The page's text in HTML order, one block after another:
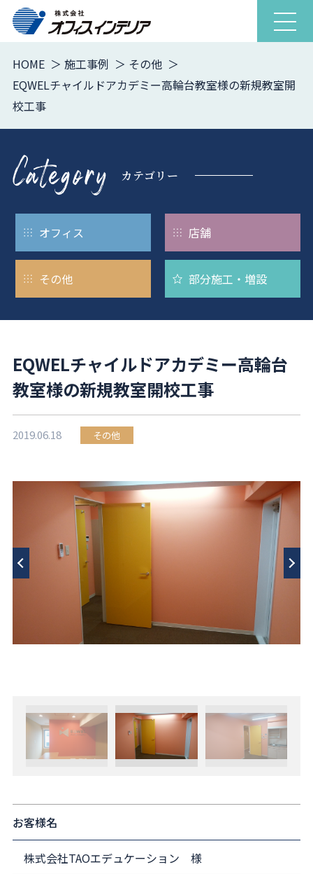
ナ
ビ
ー
ン
HOME 施工事例
その他
EQWELチャイルドアカデミー高輪台教室様の新規教室開
校工事
カテゴリー
オフィス 店舗
その他 部分施工・ 増設
EQWELチャイルドアカデミー高輪台
教室様の新規教室開校工事
2019.06.18 その他
お客様名
株式会社TAOエデュケーション 様